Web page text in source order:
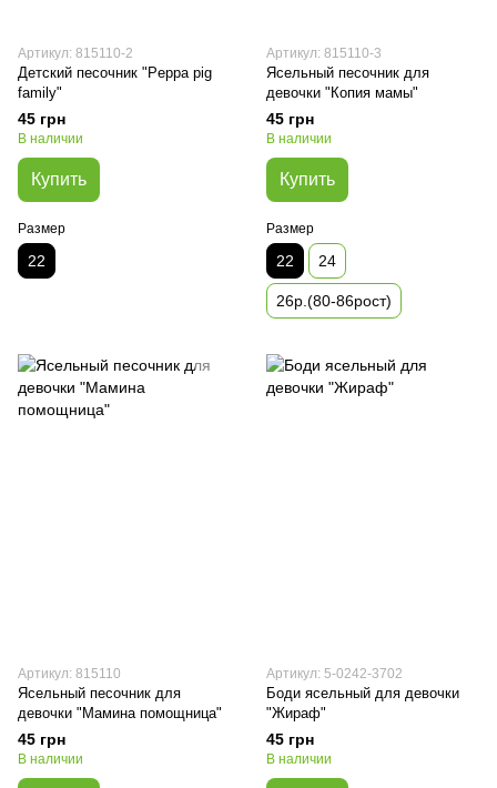
Артикул: 815110-2
Детский песочник "Peppa pig
family"
45 грн
В наличии
Купить
Размер
22
Артикул: 815110-3
Ясельный песочник для
девочки "Копия мамы"
45 грн
В наличии
Купить
Размер
22 24
26р.(80-86рост)
Артикул: 815110
Ясельный песочник для
девочки "Мамина помощница"
45 грн
В наличии
Артикул: 5-0242-3702
Боди ясельный для девочки
"Жираф"
45 грн
В наличии